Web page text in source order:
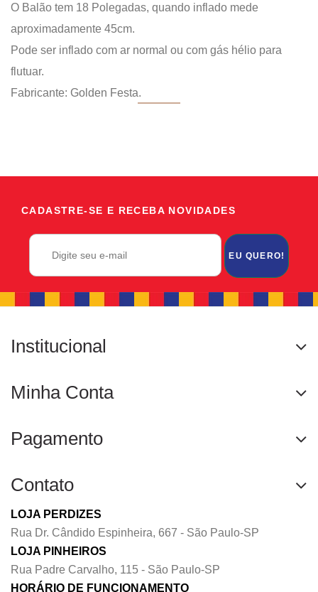
O Balão tem 18 Polegadas, quando inflado mede
aproximadamente 45cm.
Pode ser inflado com ar normal ou com gás hélio para
flutuar.
Fabricante: Golden Festa.
CADASTRE-SE E RECEBA NOVIDADES
EU QUERO!
Institucional
Minha Conta
Pagamento
Contato
LOJA PERDIZES
Rua Dr. Cândido Espinheira, 667 - São Paulo-SP
LOJA PINHEIROS
Rua Padre Carvalho, 115 - São Paulo-SP
HORÁRIO DE FUNCIONAMENTO